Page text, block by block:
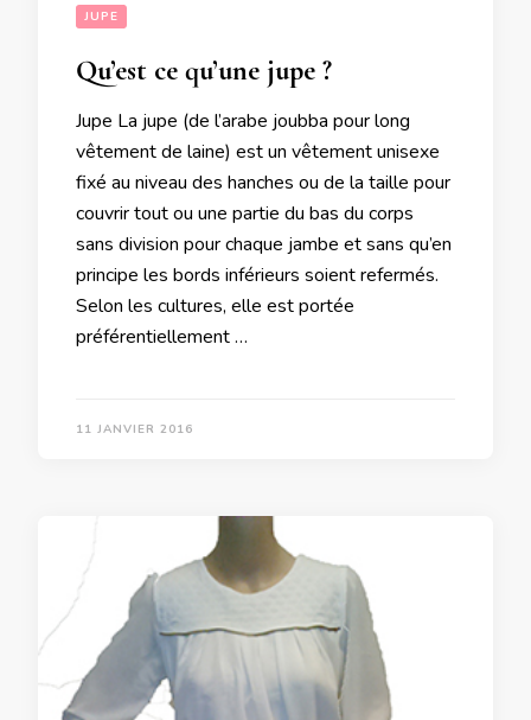
JUPE
Qu’est ce qu’une jupe ?
Jupe La jupe (de l’arabe joubba pour long
vêtement de laine) est un vêtement unisexe
fixé au niveau des hanches ou de la taille pour
couvrir tout ou une partie du bas du corps
sans division pour chaque jambe et sans qu’en
principe les bords inférieurs soient refermés.
Selon les cultures, elle est portée
préférentiellement …
11 JANVIER 2016